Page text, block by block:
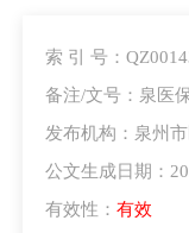
索 引 号：
备注/文号：泉医
发布机构：泉州
公文生成日期：
有效性： 有效